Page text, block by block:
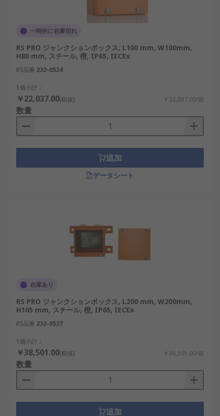
一時的に在庫切れ
RS PRO ジャンクションボックス, L100 mm, W100mm,
H80 mm, スチール, 橙, IP65, IECEx
RS品番 232-0524
1個小計：
￥22,037.00(税抜) ￥22,037.00/個
数量
追加
データシート
在庫あり
RS PRO ジャンクションボックス, L200 mm, W200mm,
H105 mm, スチール, 橙, IP65, IECEx
RS品番 232-0527
1個小計：
￥38,501.00(税抜) ￥38,501.00/個
数量
追加